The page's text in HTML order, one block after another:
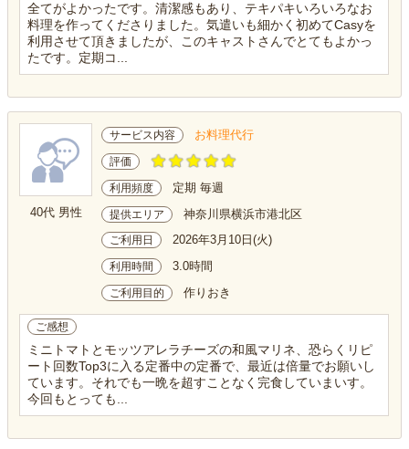
全てがよかったです。清潔感もあり、テキパキいろいろなお
料理を作ってくださりました。気遣いも細かく初めてCasyを
利用させて頂きましたが、このキャストさんでとてもよかっ
たです。定期コ...
40代 男性
サービス内容 お料理代行
評価
利用頻度 定期 毎週
提供エリア 神奈川県横浜市港北区
ご利用日 2026年3月10日(火)
利用時間 3.0時間
ご利用目的 作りおき
ご感想
ミニトマトとモッツアレラチーズの和風マリネ、恐らくリピ
ート回数Top3に入る定番中の定番で、最近は倍量でお願いし
ています。それでも一晩を超すことなく完食していまいす。
今回もとっても...